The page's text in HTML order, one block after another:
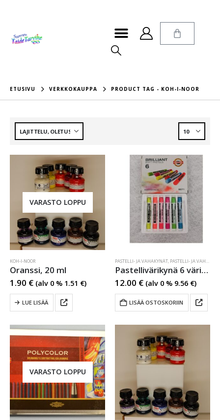
ETUSIVU VERKKOKAUPPA PRODUCT TAG - KOH-I-NOOR
VARASTO LOPPU
KOH-I-NOOR
Oranssi, 20 ml
1.90 € (alv 0 % 1.51 €)
LUE LISÄÄ
PASTELLI- JA VAHAKYNÄT, PASTELLI- JA VAHAKYNÄT
Pastellivärikynä 6 väriä Koh-I-Noor
12.00 € (alv 0 % 9.56 €)
LISÄÄ OSTOSKORIIN
VARASTO LOPPU